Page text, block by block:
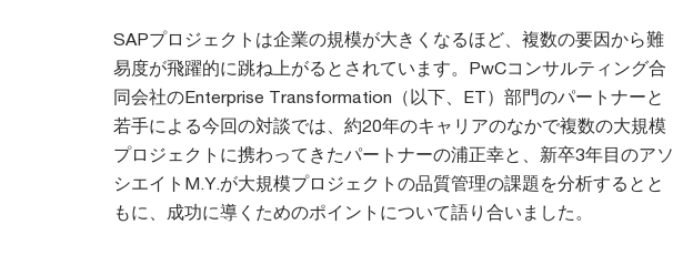
SAPプロジェクトは企業の規模が大きくなるほど、複数の要因から難
易度が飛躍的に跳ね上がるとされています。PwCコンサルティング合
同会社のEnterprise Transformation（以下、ET）部門のパートナーと
若手による今回の対談では、約20年のキャリアのなかで複数の大規模
プロジェクトに携わってきたパートナーの浦正幸と、新卒3年目のアソ
シエイトM.Y.が大規模プロジェクトの品質管理の課題を分析するとと
もに、成功に導くためのポイントについて語り合いました。